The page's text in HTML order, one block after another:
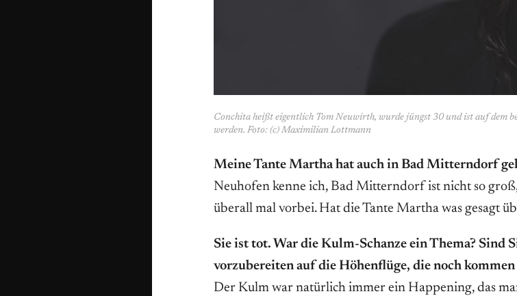
Conchita heißt eigentlich Tom Neuwirth, wurde jüngst 30 und ist auf dem
werden. Foto: (c) Maximilian Lottmann
Meine Tante Martha hat auch in Bad Mitterndorf
Neuhofen kenne ich, Bad Mitterndorf ist nicht so
überall mal vorbei. Hat die Tante Martha was gesagt
Sie ist tot. War die Kulm-Schanze ein Thema? Sind
vorzubereiten auf die Höhenflüge, die noch
Der Kulm war natürlich immer ein Happening, das